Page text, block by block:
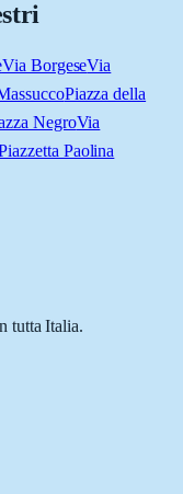
Via BorgeseVia
Piazza della
NegroVia
Paolina
tutta Italia.